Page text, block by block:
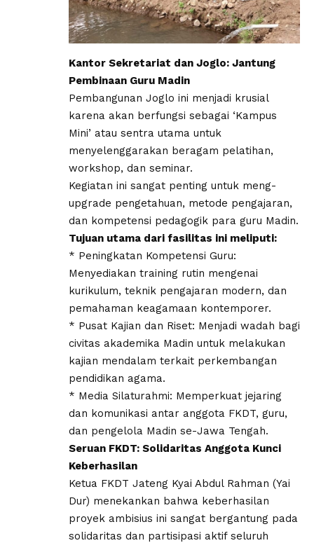
Kantor Sekretariat dan Joglo: Jantung
Pembinaan Guru Madin
Pembangunan Joglo ini menjadi krusial
karena akan berfungsi sebagai ‘Kampus
Mini’ atau sentra utama untuk
menyelenggarakan beragam pelatihan,
workshop, dan seminar.
Kegiatan ini sangat penting untuk meng-
upgrade pengetahuan, metode pengajaran,
dan kompetensi pedagogik para guru Madin.
Tujuan utama dari fasilitas ini meliputi:
* Peningkatan Kompetensi Guru:
Menyediakan training rutin mengenai
kurikulum, teknik pengajaran modern, dan
pemahaman keagamaan kontemporer.
* Pusat Kajian dan Riset: Menjadi wadah bagi
civitas akademika Madin untuk melakukan
kajian mendalam terkait perkembangan
pendidikan agama.
* Media Silaturahmi: Memperkuat jejaring
dan komunikasi antar anggota FKDT, guru,
dan pengelola Madin se-Jawa Tengah.
Seruan FKDT: Solidaritas Anggota Kunci
Keberhasilan
Ketua FKDT Jateng Kyai Abdul Rahman (Yai
Dur) menekankan bahwa keberhasilan
proyek ambisius ini sangat bergantung pada
solidaritas dan partisipasi aktif seluruh